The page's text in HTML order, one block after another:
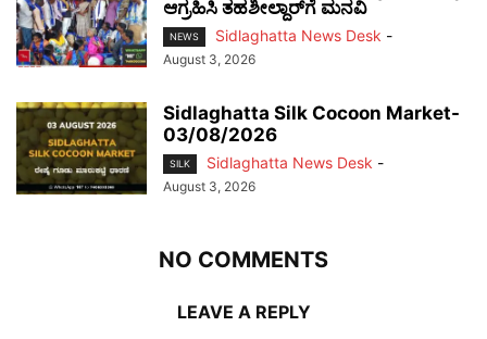
ಆಗ್ರಹಿಸಿ ತಹಶೀಲ್ದಾರ್‌ಗೆ ಮನವಿ
NEWS Sidlaghatta News Desk -
August 3, 2026
Sidlaghatta Silk Cocoon Market-
03/08/2026
SILK Sidlaghatta News Desk -
August 3, 2026
NO COMMENTS
LEAVE A REPLY